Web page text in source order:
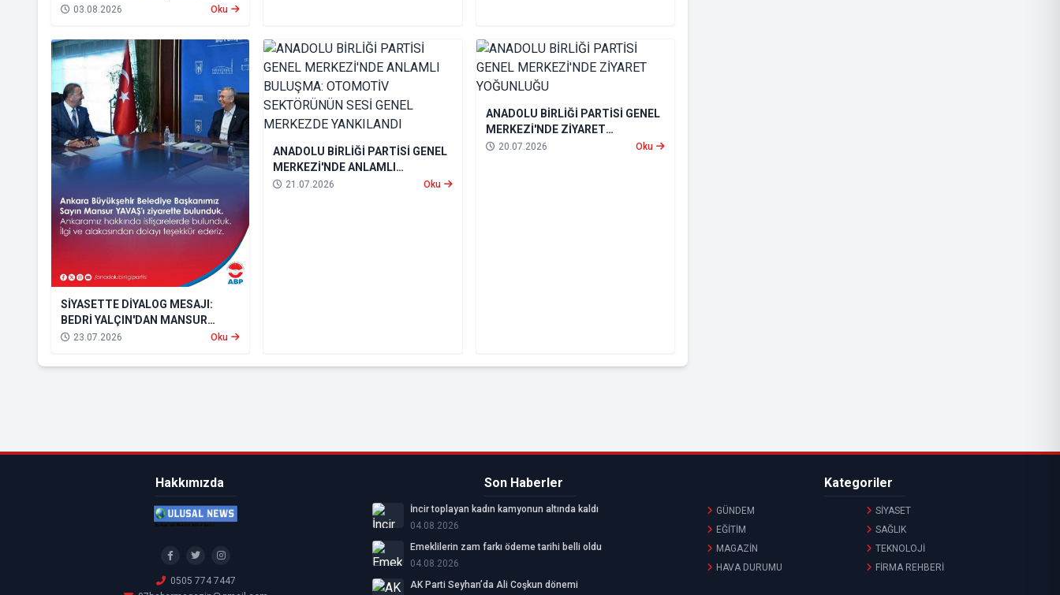
TÜM BÖLGELERDEN SORUMLU
03.08.2026 Oku
SİYASETTE DİYALOG MESAJI:
BEDRİ YALÇIN'DAN MANSUR
YAVAŞ'A ANLAMLI ZİYARET
23.07.2026 Oku
ANADOLU BİRLİĞİ PARTİSİ GENEL
MERKEZİ'NDE ANLAMLI
BULUŞMA: OTOMOTİV
21.07.2026 Oku
ANADOLU BİRLİĞİ PARTİSİ GENEL
MERKEZİ'NDE ZİYARET
YOĞUNLUĞU
20.07.2026 Oku
Hakkımızda
0505 774 7447
Son Haberler
İncir toplayan kadın kamyonun altında kaldı
04.08.2026
Emeklilerin zam farkı ödeme tarihi belli oldu
04.08.2026
AK Parti Seyhan’da Ali Coşkun dönemi
Kategoriler
GÜNDEM
SİYASET
EĞİTİM
SAĞLIK
MAGAZİN
TEKNOLOJİ
HAVA DURUMU
FİRMA REHBERİ